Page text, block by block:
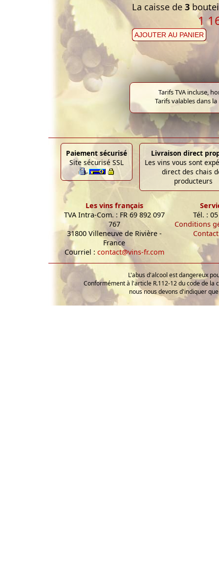
La caisse de 3
1
AJOUTER AU PANIER
Tarifs TVA incluse,
Tarifs valables dans
Paiement sécurisé
Site sécurisé SSL
Livraison direct
Les vins vous sont
direct des chais
producteurs
Les vins français
TVA Intra-Com. : FR 69 892 097
767
31800 Villeneuve de Rivière -
France
Courriel : contact@vins-fr.com
Tél. :
Conditions
Contact
L'abus d'alcool est dangereux
Conformément à l'article R.112-12 du code de la
nous nous devons d'indiquer